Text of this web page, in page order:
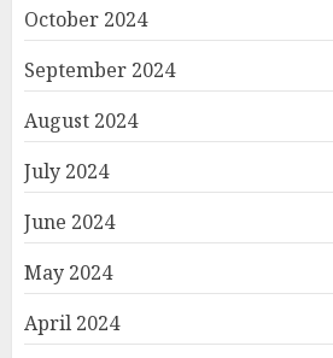
October 2024
September 2024
August 2024
July 2024
June 2024
May 2024
April 2024